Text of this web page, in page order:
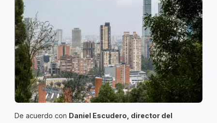
De acuerdo con Daniel Escudero, director del